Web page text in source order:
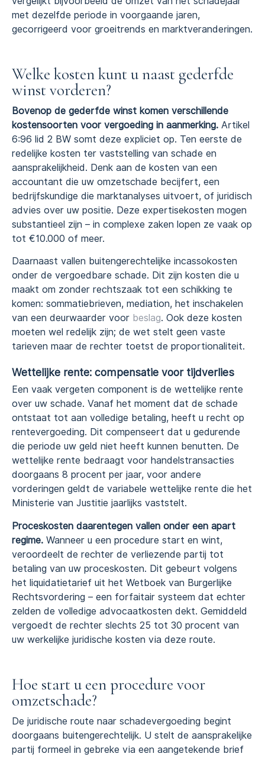
met dezelfde periode in voorgaande jaren,
gecorrigeerd voor groeitrends en marktveranderingen.
Welke kosten kunt u naast gederfde
winst vorderen?
Bovenop de gederfde winst komen verschillende
kostensoorten voor vergoeding in aanmerking. Artikel
6:96 lid 2 BW somt deze expliciet op. Ten eerste de
redelijke kosten ter vaststelling van schade en
aansprakelijkheid. Denk aan de kosten van een
accountant die uw omzetschade becijfert, een
bedrijfskundige die marktanalyses uitvoert, of juridisch
advies over uw positie. Deze expertisekosten mogen
substantieel zijn – in complexe zaken lopen ze vaak op
tot €10.000 of meer.
Daarnaast vallen buitengerechtelijke incassokosten
onder de vergoedbare schade. Dit zijn kosten die u
maakt om zonder rechtszaak tot een schikking te
komen: sommatiebrieven, mediation, het inschakelen
van een deurwaarder voor beslag. Ook deze kosten
moeten wel redelijk zijn; de wet stelt geen vaste
tarieven maar de rechter toetst de proportionaliteit.
Wettelijke rente: compensatie voor tijdverlies
Een vaak vergeten component is de wettelijke rente
over uw schade. Vanaf het moment dat de schade
ontstaat tot aan volledige betaling, heeft u recht op
rentevergoeding. Dit compenseert dat u gedurende
die periode uw geld niet heeft kunnen benutten. De
wettelijke rente bedraagt voor handelstransacties
doorgaans 8 procent per jaar, voor andere
vorderingen geldt de variabele wettelijke rente die het
Ministerie van Justitie jaarlijks vaststelt.
Proceskosten daarentegen vallen onder een apart
regime. Wanneer u een procedure start en wint,
veroordeelt de rechter de verliezende partij tot
betaling van uw proceskosten. Dit gebeurt volgens
het liquidatietarief uit het Wetboek van Burgerlijke
Rechtsvordering – een forfaitair systeem dat echter
zelden de volledige advocaatkosten dekt. Gemiddeld
vergoedt de rechter slechts 25 tot 30 procent van
uw werkelijke juridische kosten via deze route.
Hoe start u een procedure voor
omzetschade?
De juridische route naar schadevergoeding begint
doorgaans buitengerechtelijk. U stelt de aansprakelijke
partij formeel in gebreke via een aangetekende brief